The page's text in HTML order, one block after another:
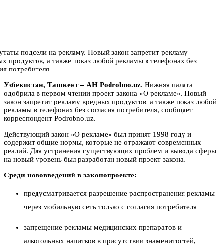
Узбекистан, Ташкент – АН Podrobno.uz. Нижняя палата
одобрила в первом чтении проект закона «О рекламе». Новый
закон запретит рекламу вредных продуктов, а также показ любой
рекламы в телефонах без согласия потребителя, сообщает
корреспондент Podrobno.uz.
Действующий закон «О рекламе» был принят 1998 году и
содержит общие нормы, которые не отражают современных
реалий. Для устранения существующих проблем и вывода сферы
на новый уровень был разработан новый проект закона.
Среди нововведений в законопроекте:
предусматривается разрешение распространения рекламы
через мобильную сеть только с согласия потребителя
запрещение рекламы медицинских препаратов и
алкогольных напитков в присутствии знаменитостей,